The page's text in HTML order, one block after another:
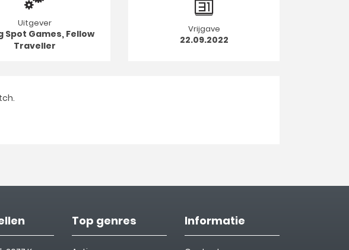
Uitgever
Spot Games, Fellow
Traveller
Vrijgave
22.09.2022
Top genres Informatie